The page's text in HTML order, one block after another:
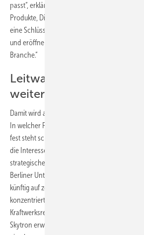
passt“, erklärt Peter Franke, Partner bei Liberta
Produkte, Dienstleistungen und Lösungen von
eine Schlüsselrolle in der
und eröffnen Liberta die Türen zu einer
Branche.“
Leitwartensoftware wird
weitergeführt
Damit wird auch klar, dass Liberta das
In welcher Form, wird sich in den
fest steht schon, dass die Liberta Partners
die Interessen von Skytron Energy kümmern
strategischen Entscheidungen gemeinsam mit
Berliner Unternehmens abstimmen will.
künftig auf zentrale Produkte wie die
konzentriert werden. Ob zu den zentralen
Kraftwerksregler Sky Control gehört, ist bisher
Skytron erwartet sich durch die Übernahme